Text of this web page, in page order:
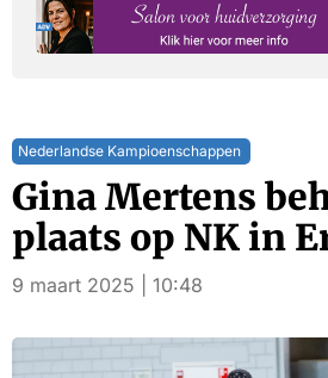
Nederlandse Kampioenschappen
Gina Mertens
plaats op NK in
9 maart 2025 | 10:48